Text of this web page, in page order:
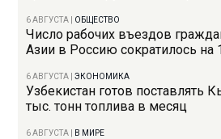
6 АВГУСТА ОБЩЕСТВО
Число рабочих въездов
Азии в Россию сократилось на
6 АВГУСТА |ЭКОНОМИКА
Узбекистан готов поставлять
тыс. тонн топлива в месяц
6 АВГУСТА В МИРЕ